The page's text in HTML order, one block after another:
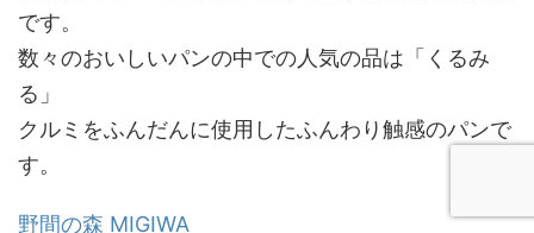
です。
数々のおいしいパンの中での人気の品は「くるみ
る」
クルミをふんだんに使用したふんわり触感のパンで
す。
野間の森 MIGIWA